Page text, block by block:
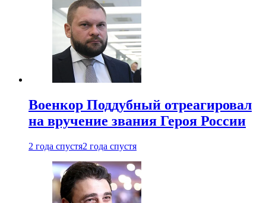
Военкор Поддубный отреагировал
на вручение звания Героя России
2 года спустя2 года спустя